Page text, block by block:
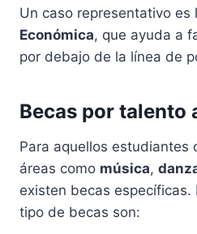
Un caso representativo es
Económica, que ayuda a
por debajo de la línea de
Becas por talento
Para aquellos estudiantes
áreas como música,
existen becas
tipo de becas son: